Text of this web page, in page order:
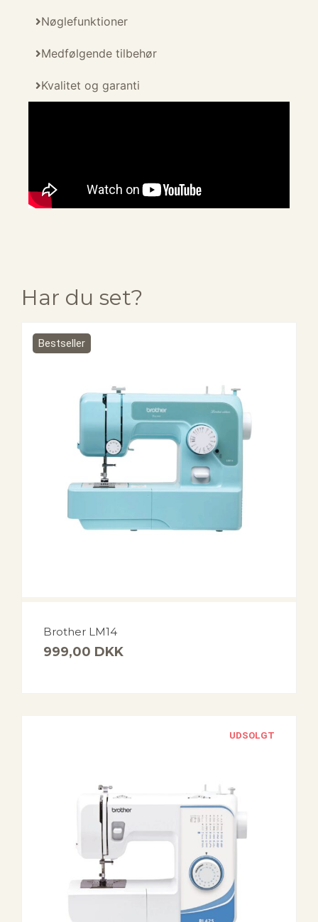
Nøglefunktioner
Medfølgende tilbehør
Kvalitet og garanti
Har du set?
Bestseller
Brother LM14
999,00 DKK
UDSOLGT